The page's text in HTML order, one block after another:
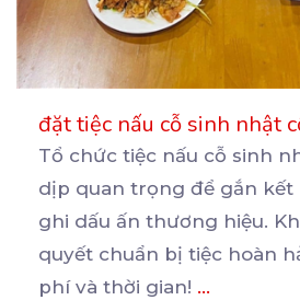
đặt tiệc nấu cỗ sinh nhật
Tổ chức tiệc nấu cỗ sinh
dịp quan trọng để gắn kết
ghi dấu ấn thương hiệu.
quyết chuẩn bị tiệc hoàn
phí và thời gian! ...